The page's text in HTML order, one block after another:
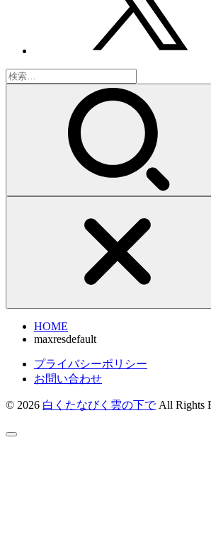
検
索:
HOME
maxresdefault
プライバシーポリシー
お問い合わせ
© 2026 白くたなびく雲の下でAll Rights